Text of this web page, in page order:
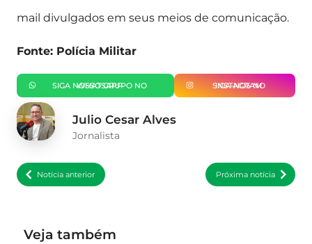
mail divulgados em seus meios de comunicação.
Fonte: Polícia Militar
SIGA NOSSO GRUPO NO WHATSAPP SIGA-NOS NO INSTAGRAM
Julio Cesar Alves
Jornalista
Notícia anterior Próxima notícia
Veja também